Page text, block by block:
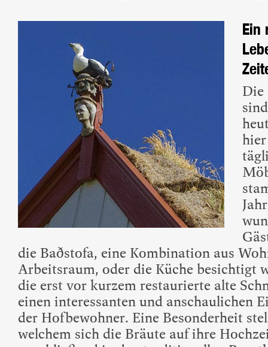
Ein
Die
die Baðstofa, eine Kombination aus
Arbeitsraum, oder die Küche besichtigt
die erst vor kurzem restaurierte alte
einen interessanten und anschaulichen
der Hofbewohner. Eine Besonderheit
welchem sich die Bräute auf ihre